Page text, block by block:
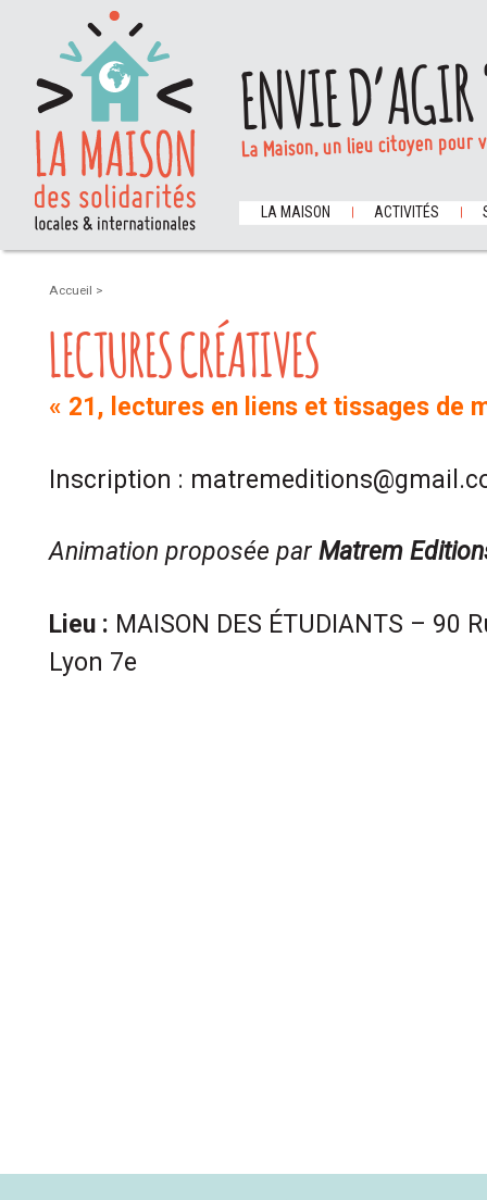
ENVIE
La Maison, un lieu citoyen
LA MAISON ACTIVITÉS
Accueil >
LECTURES CRÉATIVES
« 21, lectures en liens et tissages de
Inscription :
Animation proposée par Matrem
Lieu : MAISON DES ÉTUDIANTS – 90
Lyon 7e